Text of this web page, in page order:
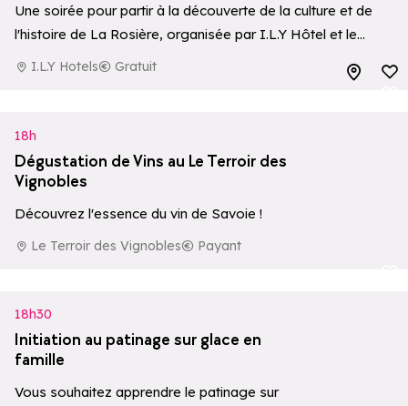
Une soirée pour partir à la découverte de la culture et de
l'histoire de La Rosière, organisée par I.L.Y Hôtel et le
Bureau des Guides de La Rosière.
I.L.Y Hotels Gratuit
Ajouter
18h
Dégustation de Vins au Le Terroir des
Vignobles
Découvrez l'essence du vin de Savoie !
Le Terroir des Vignobles
Payant
18h30
Initiation au patinage sur glace en
famille
Vous souhaitez apprendre le patinage sur